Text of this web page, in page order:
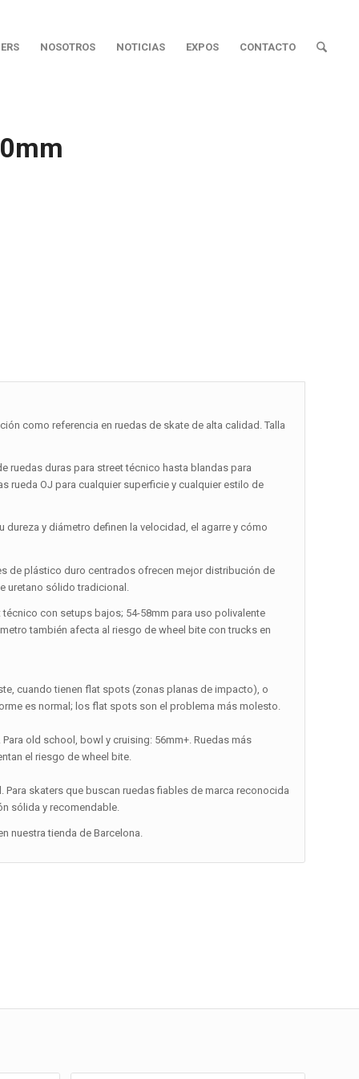
NOSOTROS NOTICIAS EXPOS CONTACTO
como referencia en ruedas de skate de alta calidad. Talla
ruedas duras para street técnico hasta blandas para
rueda OJ para cualquier superficie y cualquier estilo de
y diámetro definen la velocidad, el agarre y cómo
de plástico duro centrados ofrecen mejor distribución de
uretano sólido tradicional.
con setups bajos; 54-58mm para uso polivalente
también afecta al riesgo de wheel bite con trucks en
cuando tienen flat spots (zonas planas de impacto), o
es normal; los flat spots son el problema más molesto.
old school, bowl y cruising: 56mm+. Ruedas más
el riesgo de wheel bite.
skaters que buscan ruedas fiables de marca reconocida
sólida y recomendable.
nuestra tienda de Barcelona.